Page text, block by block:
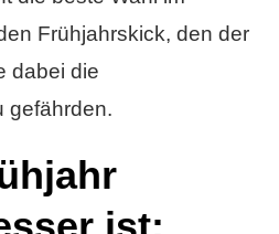
Frühjahrskick, den der
dabei die
gefährden.